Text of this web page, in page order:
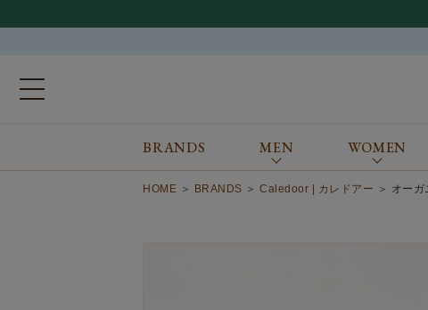
ブランドから探す
ALL MEN WOMEN
BRANDS MEN WOMEN
HOME BRANDS Caledoor | カレドアー オー